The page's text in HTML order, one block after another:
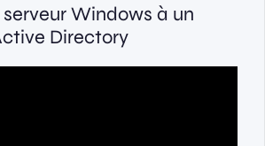
Windows à un
Directory